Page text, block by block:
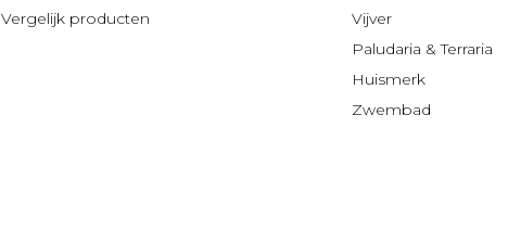
Vergelijk producten
Vijver
Paludaria & Terraria
Huismerk
Zwembad